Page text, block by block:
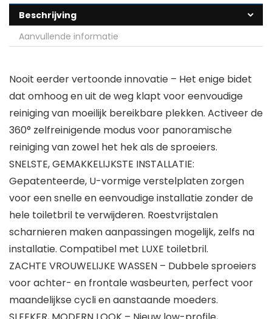
Beschrijving
Aanvullende informatie
Nooit eerder vertoonde innovatie – Het enige bidet
dat omhoog en uit de weg klapt voor eenvoudige
reiniging van moeilijk bereikbare plekken. Activeer de
360° zelfreinigende modus voor panoramische
reiniging van zowel het hek als de sproeiers.
SNELSTE, GEMAKKELIJKSTE INSTALLATIE:
Gepatenteerde, U-vormige verstelplaten zorgen
voor een snelle en eenvoudige installatie zonder de
hele toiletbril te verwijderen. Roestvrijstalen
scharnieren maken aanpassingen mogelijk, zelfs na
installatie. Compatibel met LUXE toiletbril.
ZACHTE VROUWELIJKE WASSEN – Dubbele sproeiers
voor achter- en frontale wasbeurten, perfect voor
maandelijkse cycli en aanstaande moeders.